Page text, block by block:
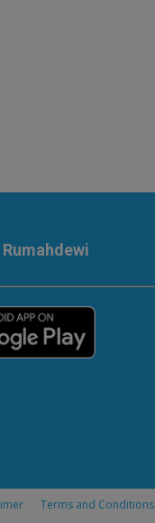
Terms and Conditions